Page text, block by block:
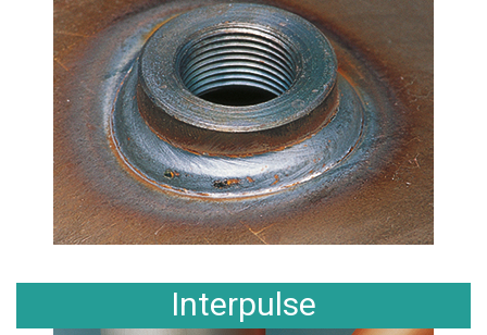
Interpulse